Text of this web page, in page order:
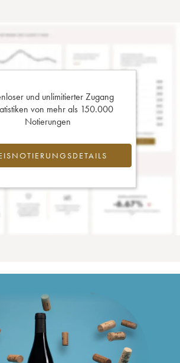
und unlimitierter Zugang
von mehr als 150.000
Notierungen